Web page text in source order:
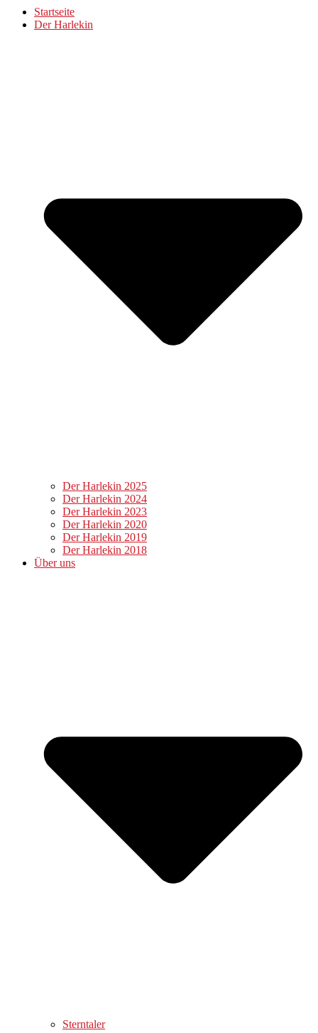
Startseite
Der Harlekin
Der Harlekin 2025
Der Harlekin 2024
Der Harlekin 2023
Der Harlekin 2020
Der Harlekin 2019
Der Harlekin 2018
Über uns
Sterntaler